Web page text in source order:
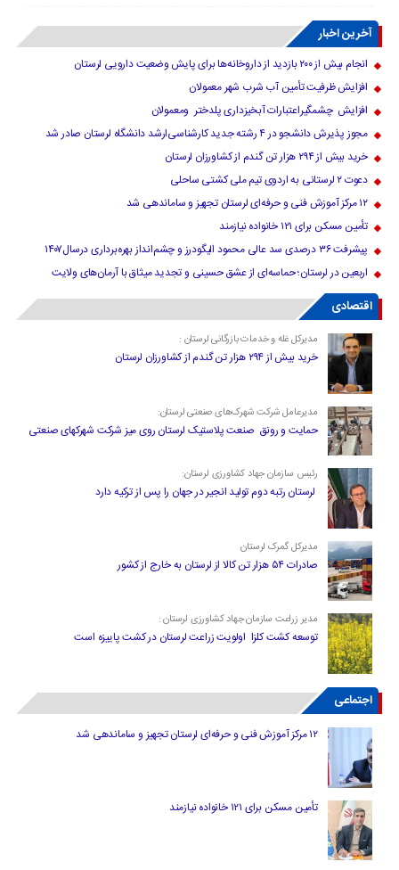
آخرین اخبار
انجام بیش از ۲۰۰ بازدید از داروخانه‌ها برای پایش وضعیت دارویی لرستان
افزایش ظرفیت تأمین آب شرب شهر معمولان
افزایش چشمگیراعتبارات آبخیزداری پلدختر ومعمولان
مجوز پذیرش دانشجو در ۴ رشته جدید کارشناسی‌ارشد دانشگاه لرستان صادر شد
خرید بیش از ۲۹۴ هزار تن گندم از کشاورزان لرستان
دعوت ۲ لرستانی به اردوی تیم ملی کشتی ساحلی
۱۲ مرکز آموزش فنی و حرفه‌ای لرستان تجهیز و ساماندهی شد
تأمین مسکن برای ۱۲۱ خانواده نیازمند
پیشرفت ۳۶ درصدی سد عالی محمود الیگودرز و چشم‌انداز بهره‌برداری درسال۱۴۰۷
اربعین در لرستان؛ حماسه‌ای از عشق حسینی و تجدید میثاق با آرمان‌های ولایت
اقتصادی
مدیرکل غله و خدمات بازرگانی لرستان :
خرید بیش از ۲۹۴ هزار تن گندم از کشاورزان لرستان
مدیرعامل شرکت شهرک‌های صنعتی لرستان:
حمایت و رونق صنعت پلاستیک لرستان روی میز شرکت شهرکهای صنعتی
رئیس سازمان جهاد کشاورزی لرستان:
لرستان رتبه دوم تولید انجیر در جهان را پس از ترکیه دارد
مدیرکل گمرک لرستان
صادرات ۵۴ هزار تن کالا از لرستان به خارج از کشور
مدیر زراعت سازمان جهاد کشاورزی لرستان :
توسعه کشت کلزا اولویت زراعت لرستان در کشت پاییزه است
اجتماعی
۱۲ مرکز آموزش فنی و حرفه‌ای لرستان تجهیز و ساماندهی شد
تأمین مسکن برای ۱۲۱ خانواده نیازمند